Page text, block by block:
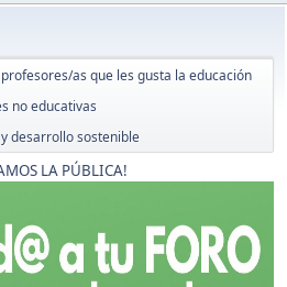
as que les gusta la educación
no educativas
desarrollo sostenible
LA PÚBLICA!